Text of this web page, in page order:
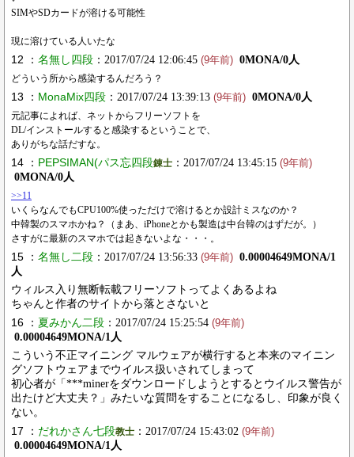
SIMやSDカードが溶ける可能性
現に溶けている人いたな
12 ： 名無し四段 ：2017/07/24 12:06:45 (9年前) 0MONA/0人
どういう所から感染するんだろう？
13 ： MonaMix四段 ：2017/07/24 13:39:13 (9年前) 0MONA/0人
元記事によれば、ネットからフリーソフトを
DL/インストールすると感染するということで、
ありがちな話だすな。
14 ： PEPSIMAN(パス忘四段錬士 ：2017/07/24 13:45:15 (9年前)
0MONA/0人
>>11
いくらなんでもCPU100%使っただけで溶けるとか設計ミスなのか？
中韓製のスマホかね？（まあ、iPhoneとかも製造は中台韓のはずだが。）
さすがに最新のスマホでは起きないよな・・・。
15 ： 名無し二段 ：2017/07/24 13:56:33 (9年前) 0.00004649MONA/1
人
ウィルス入り無断転載フリーソフトってよくあるよね
ちゃんと作者のサイトから落とさないと
16 ： 夏みかん二段 ：2017/07/24 15:25:54 (9年前)
0.00004649MONA/1人
こういう不正マイニング マルウェアが横行すると本来のマイニン
グソフトウェアまでウイルス扱いされてしまって
初心者が「***minerをダウンロードしようとするとウイルス警告が
出たけど大丈夫？」みたいな質問をすることになるし、印象が良く
ない。
17 ： だれかさん七段教士 ：2017/07/24 15:43:02 (9年前)
0.00004649MONA/1人